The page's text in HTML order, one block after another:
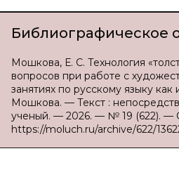
Библиографическое
Мошкова, Е. С. Технология
вопросов при работе с
занятиях по русскому языку
Мошкова. — Текст :
ученый. — 2026. — № 19 (622). —
https://moluch.ru/archive/622/